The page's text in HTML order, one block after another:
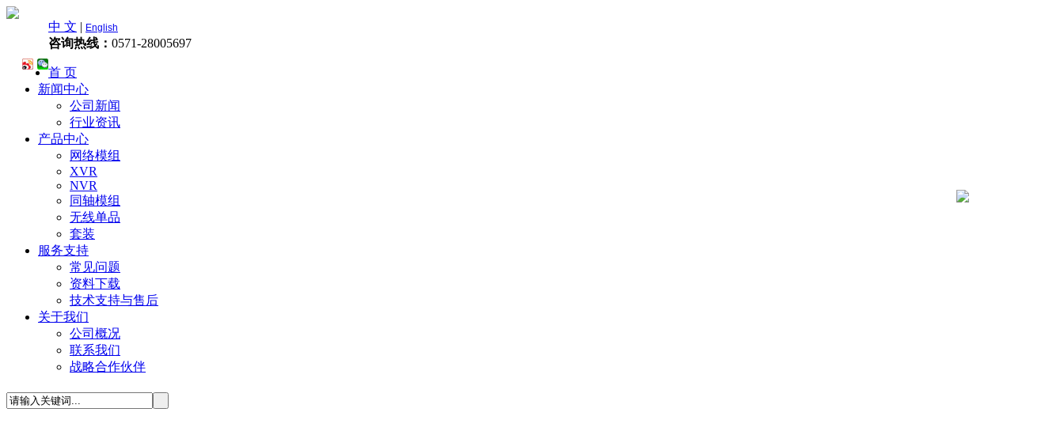
中 文 | English
咨询热线： 0571-28005697
首 页
新闻中心
公司新闻
行业资讯
产品中心
网络模组
XVR
NVR
同轴模组
无线单品
套装
服务支持
常见问题
资料下载
技术支持与售后
关于我们
公司概况
联系我们
战略合作伙伴